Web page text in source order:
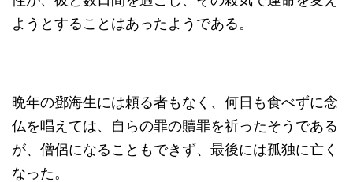
ようとすることはあったようである。
晩年の鄧海生には頼る者もなく、何日も食べずに念
仏を唱えては、自らの罪の贖罪を祈ったそうである
が、僧侶になることもできず、最後には孤独に亡く
なった。